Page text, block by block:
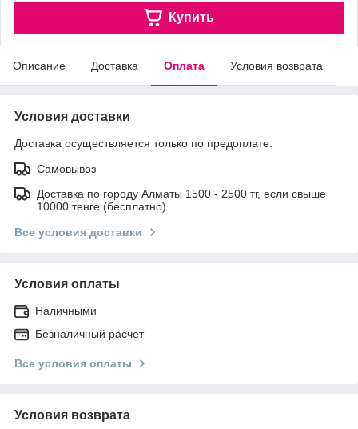
Купить
Описание Доставка Оплата Условия возврата
Условия доставки
Доставка осуществляется только по предоплате.
Самовывоз
Доставка по городу Алматы 1500 - 2500 тг, если свыше
10000 тенге (бесплатно)
Все условия доставки
Условия оплаты
Наличными
Безналичный расчет
Все условия оплаты
Условия возврата